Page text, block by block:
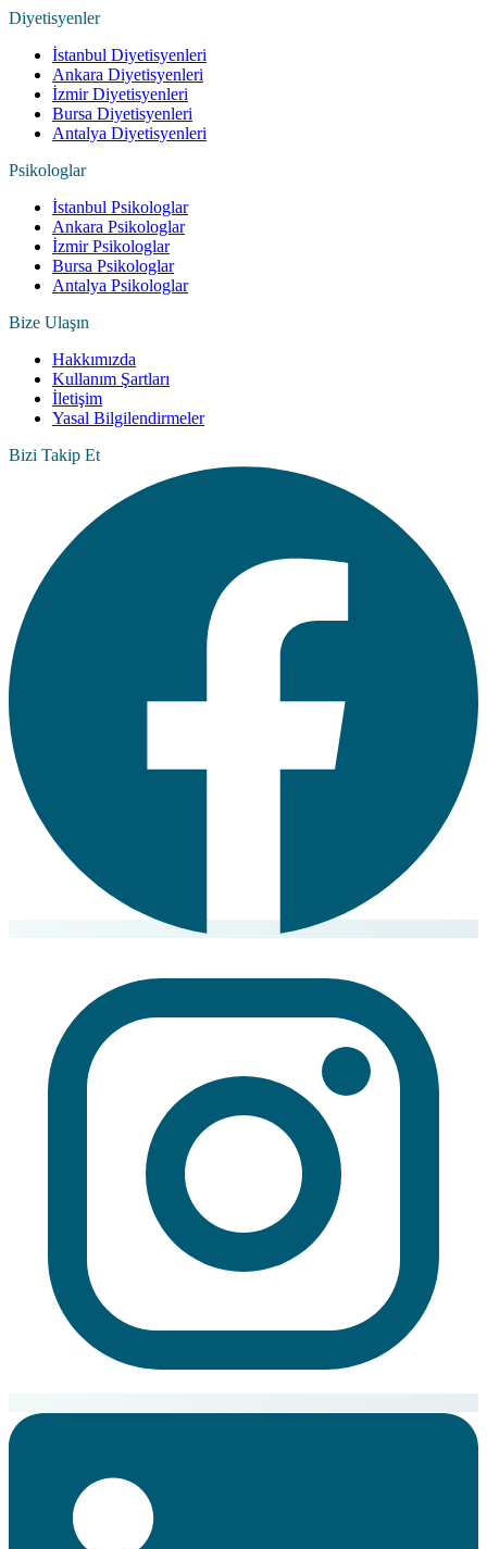
Diyetisyenler
İstanbul Diyetisyenleri
Ankara Diyetisyenleri
İzmir Diyetisyenleri
Bursa Diyetisyenleri
Antalya Diyetisyenleri
Psikologlar
İstanbul Psikologlar
Ankara Psikologlar
İzmir Psikologlar
Bursa Psikologlar
Antalya Psikologlar
Bize Ulaşın
Hakkımızda
Kullanım Şartları
İletişim
Yasal Bilgilendirmeler
Bizi Takip Et